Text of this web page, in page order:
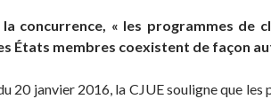
concurrence, « les programmes de
États membres coexistent de façon
20 janvier 2016, la CJUE souligne que les